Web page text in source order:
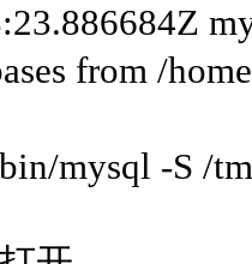
from /
mysql -S /